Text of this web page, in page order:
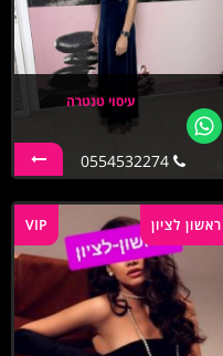
עיסוי טנטרה
0554532274
VIP ראשון לציון